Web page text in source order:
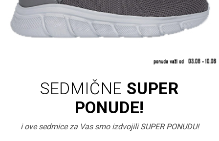
SEDMIČNE SUPER
PONUDE!
i ove sedmice za Vas smo izdvojili SUPER PONUDU!